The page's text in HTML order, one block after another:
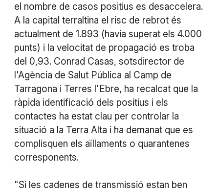
el nombre de casos positius es desaccelera.
A la capital terraltina el risc de rebrot és
actualment de 1.893 (havia superat els 4.000
punts) i la velocitat de propagació es troba
del 0,93. Conrad Casas, sotsdirector de
l'Agència de Salut Pública al Camp de
Tarragona i Terres l'Ebre, ha recalcat que la
ràpida identificació dels positius i els
contactes ha estat clau per controlar la
situació a la Terra Alta i ha demanat que es
complisquen els aïllaments o quarantenes
corresponents.
"Si les cadenes de transmissió estan ben